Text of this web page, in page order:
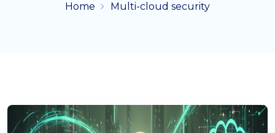
Home Multi-cloud security